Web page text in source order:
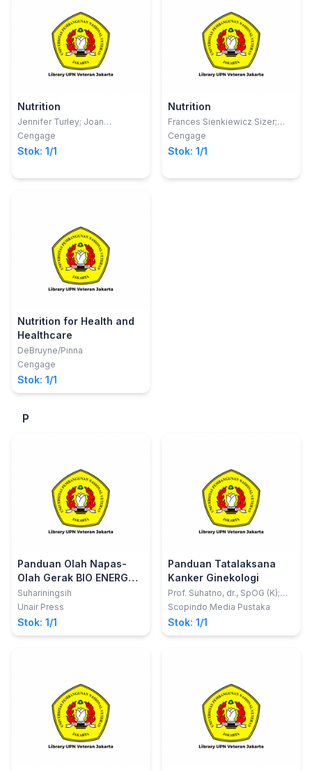
Nutrition
Jennifer Turley; Joan
Thompson
Cengage
Stok: 1/1
Nutrition
Frances Sienkiewicz Sizer;
Ellie Whitney
Cengage
Stok: 1/1
Nutrition for Health and
Healthcare
DeBruyne/Pinna
Cengage
Stok: 1/1
P
Panduan Olah Napas-
Olah Gerak BIO ENERGY
POWER dalam Perspektif
Kesehatan Tradisional
Suhariningsih
Unair Press
Stok: 1/1
Panduan Tatalaksana
Kanker Ginekologi
Prof. Suhatno, dr., SpOG (K);
dkk
Scopindo Media Pustaka
Stok: 1/1